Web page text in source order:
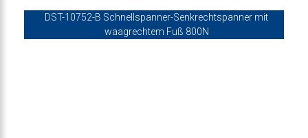
Vertikalspanner 910N
DST-10752-B Schnellspanner-Senkrechtspanner mit
waagrechtem Fuß 800N